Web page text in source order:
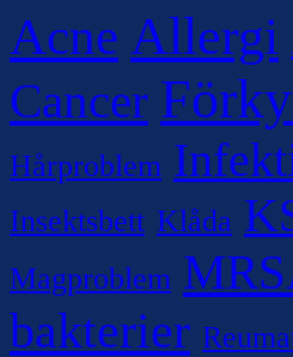
Acne Allergi
Cancer
Hårproblem
Insektsbett Klåda
Magproblem
bakterier